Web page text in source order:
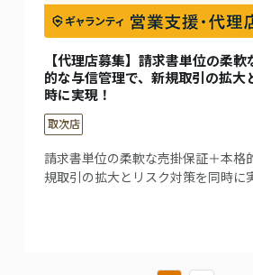
【代理店募集】請求書単位の柔
的な与信管理で、新規取引の拡大
時に実現！
取次店
請求書単位の柔軟な売掛保証＋本格
規取引の拡大とリスク対策を同時に